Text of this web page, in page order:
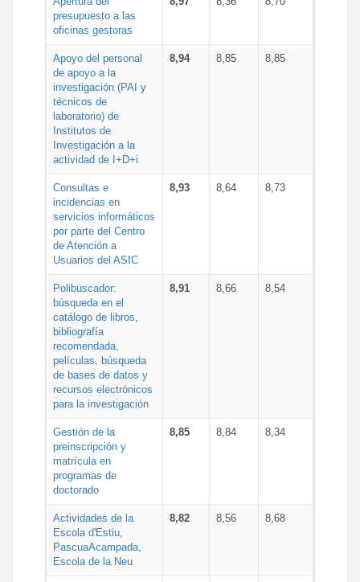
presupuesto a las
oficinas gestoras
Apoyo del personal
de apoyo a la
investigación (PAI y
técnicos de
laboratorio) de
Institutos de
Investigación a la
actividad de I+D+i
8,94 8,85 8,85
Consultas e
incidencias en
servicios informáticos
por parte del Centro
de Atención a
Usuarios del ASIC
8,93 8,64 8,73
Polibuscador:
búsqueda en el
catálogo de libros,
bibliografía
recomendada,
películas, búsqueda
de bases de datos y
recursos electrónicos
para la investigación
8,91 8,66 8,54
Gestión de la
preinscripción y
matrícula en
programas de
doctorado
8,85 8,84 8,34
Actividades de la
Escola d'Estiu,
PascuaAcampada,
Escola de la Neu
8,82 8,56 8,68